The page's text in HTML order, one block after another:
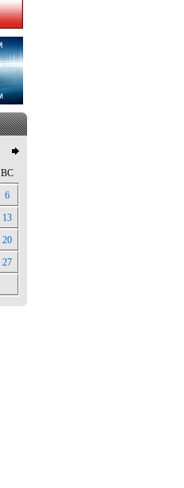
ВС
6
13
20
27